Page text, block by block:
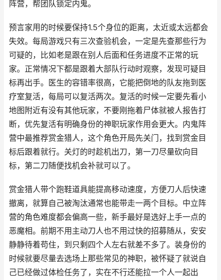
阵营，帮团队锁定内鬼。
预言家用的时候要保持1.5个身位的距离，太近或太远都会
失效。每局游戏只有三次查验机会，一定是先查那些行为
可疑的，比如老是跟在别人后面和任务进度不正常的玩
家。正常情况下都是跟着大部队行动时观察，发现可疑目
标再出手。医生的容错率很高，它能把倒地的队友拖到医
疗室复活，每局可以复活两次。复活的时候一定要先看小
地图附近有没有其他玩家，不要刚拖着尸体就被人报告打
断，优先复活有明确身份的神职玩家作用会更大。内鬼阵
营中最推荐赏金猎人，这个角色开局先关门，找到赏金目
标后跟着就行。关灯的时趁机出刀，第一刀尽量砍向目
标，第二刀随便找机会补就可以了。
赏金猎人带个跑鞋道具能提高移动速度，方便刀人后快速
撤离，就算自己被淘汰通常也能带走一两个目标。中立阵
营的角色难度都会偏高一些，新手最好是选好上手一点的
恶魔相。前期不用主动刀人也不用过快的招募随从，安安
静静待着苟住，到只剩四个人左右就差不多了。装身份的
时候就要尽量去选场上那些常见的神职，被怀疑了就说自
己已经做过体检任务了，实在不行还能拉一个人一起出